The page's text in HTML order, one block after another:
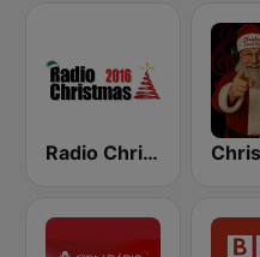
Radio Christmas